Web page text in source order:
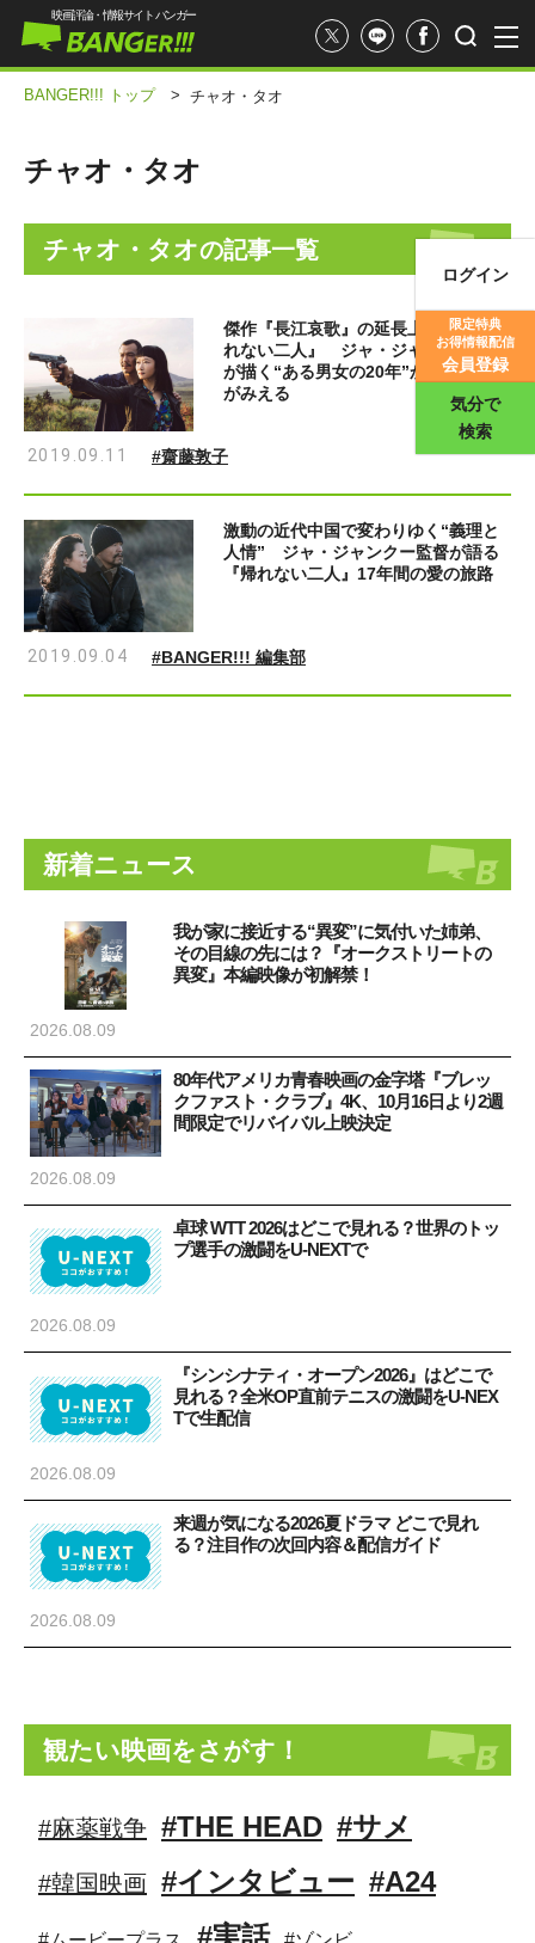
映画評価
映画評論・情報サイト バンガー
ログイン
限定特典
お得情報配信
会員登録
気分で
検索
BANGER!!! トップ > チャオ・タオ
チャオ・タオ
チャオ・タオの記事一覧
傑作『長江哀歌』の延長上にある『帰
れない二人』 ジャ・ジャンクー監督
が描く“ある男女の20年”から中国社会
がみえる
2019.09.11 #齋藤敦子
激動の近代中国で変わりゆく“義理と
人情” ジャ・ジャンクー監督が語る
『帰れない二人』17年間の愛の旅路
2019.09.04 #BANGER!!! 編集部
新着ニュース
我が家に接近する“異変”に気付いた姉弟、
その目線の先には？『オークストリートの
異変』本編映像が初解禁！
2026.08.09
80年代アメリカ青春映画の金字塔『ブレッ
クファスト・クラブ』4K、10月16日より2週
間限定でリバイバル上映決定
2026.08.09
卓球 WTT 2026はどこで見れる？世界のトッ
プ選手の激闘をU-NEXTで
2026.08.09
『シンシナティ・オープン2026』はどこで
見れる？全米OP直前テニスの激闘をU-NEX
Tで生配信
2026.08.09
来週が気になる2026夏ドラマ どこで見れ
る？注目作の次回内容＆配信ガイド
2026.08.09
観たい映画をさがす！
#麻薬戦争 #THE HEAD #サメ
#韓国映画 #インタビュー #A24